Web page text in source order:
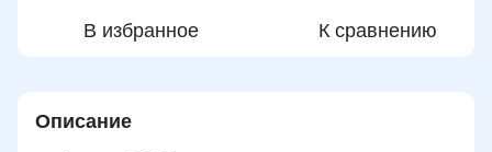
В избранное К сравнению
Описание